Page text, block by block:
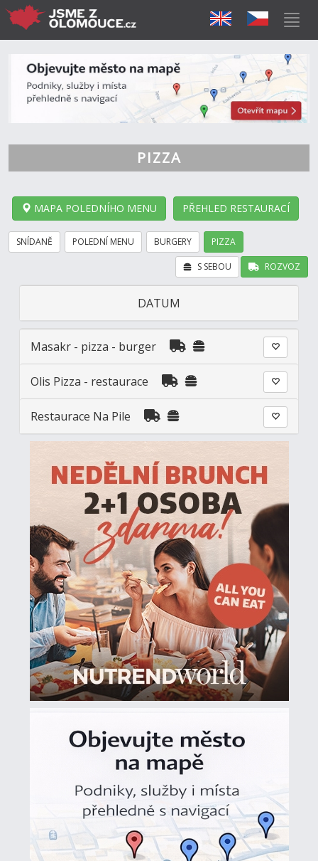
PIZZA
MAPA POLEDNÍHO MENU PŘEHLED RESTAURACÍ
SNÍDANĚ POLEDNÍ MENU BURGERY PIZZA
ROZVOZ
S SEBOU
DATUM
Masakr - pizza - burger
Olis Pizza - restaurace
Restaurace Na Pile